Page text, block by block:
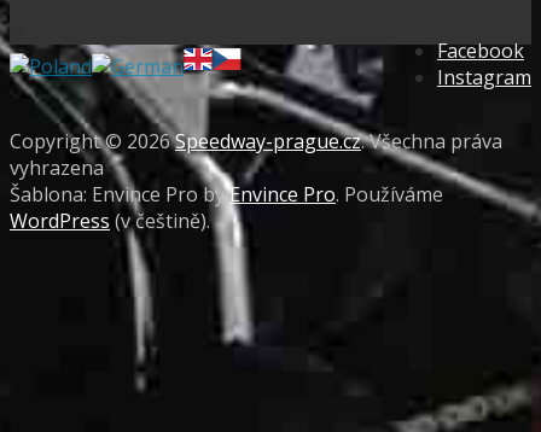
Facebook
Instagram
Copyright © 2026Speedway-prague.cz. Všechna práva
vyhrazena
Šablona: Envince Pro byEnvince Pro. Používáme
WordPress (v češtině).